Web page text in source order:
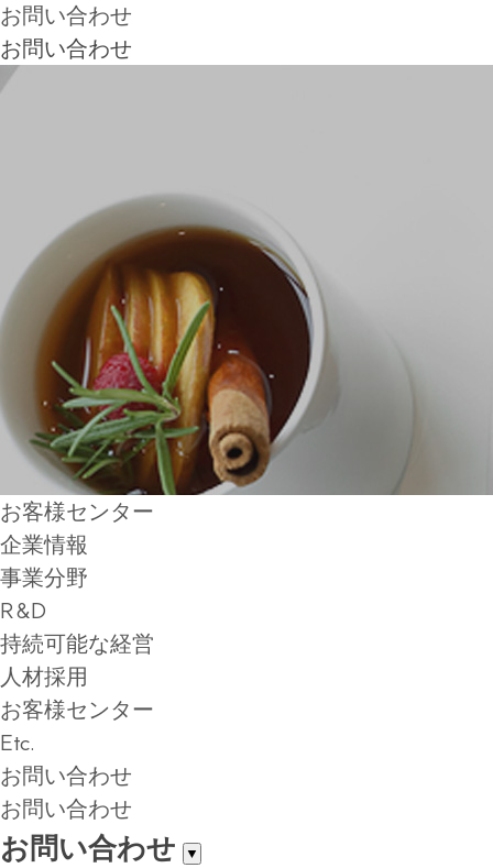
お問い合わせ
お問い合わせ
お客様センター
企業情報
事業分野
R&D
持続可能な経営
人材採用
お客様センター
Etc.
お問い合わせ
お問い合わせ
お問い合わせ ▼